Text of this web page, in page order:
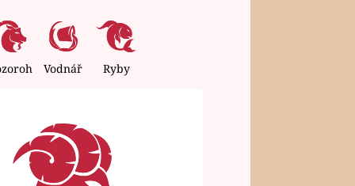
Vodnář Ryby